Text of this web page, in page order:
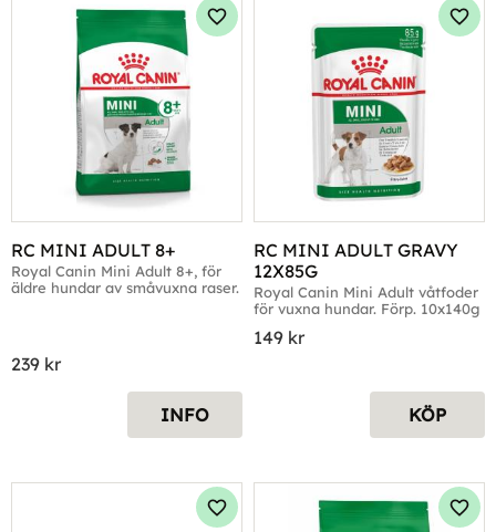
RC MINI ADULT 8+
Royal Canin Mini Adult 8+, för
äldre hundar av småvuxna raser.
239 kr
Lägg till i favoriter
INFO
RC MINI ADULT GRAVY
12X85G
Royal Canin Mini Adult våtfoder
för vuxna hundar. Förp. 10x140g
149 kr
KÖP
Lägg till i favoriter